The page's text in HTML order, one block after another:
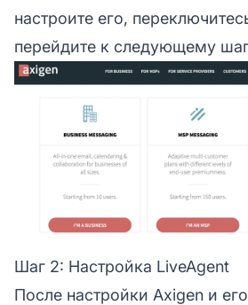
настроите его,
перейдите к следующему
Шаг 2: Настройка LiveAgent
После настройки Axigen и